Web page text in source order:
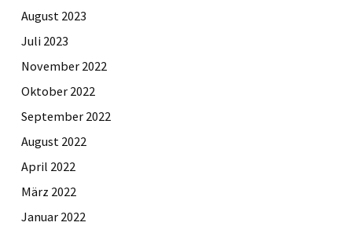
August 2023
Juli 2023
November 2022
Oktober 2022
September 2022
August 2022
April 2022
März 2022
Januar 2022